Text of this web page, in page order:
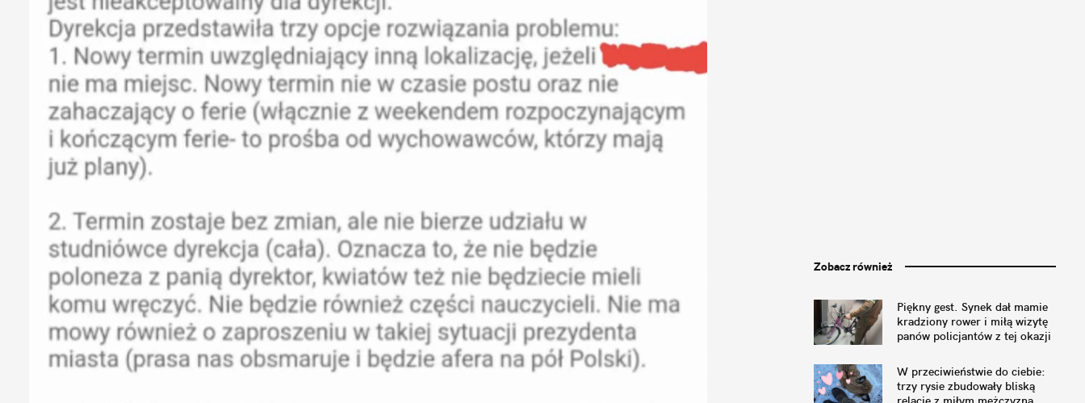
Zobacz również
Piękny gest. Synek dał mamie
kradziony rower i miłą wizytę
panów policjantów z tej okazji
W przeciwieństwie do ciebie:
trzy rysie zbudowały bliską